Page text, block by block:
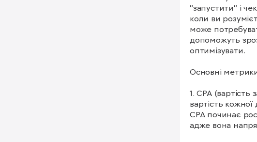
"запустити" і
коли ви
може
допоможуть
оптимізувати.
Основні
1. CPA
вартість
CPA починає
адже вона